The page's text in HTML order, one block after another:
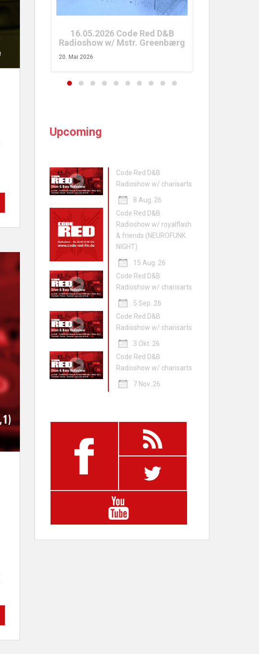
16.05.2026 Code Red D&B
Radioshow w/ Mstr. Greenbærg
20. Mai 2026
Upcoming
Code Red D&B
Radioshow w/ charisarts
8 Aug. 26
Code Red D&B
Radioshow w/ royalflash
& friends (NEUROFUNK
NIGHT)
15 Aug. 26
Code Red D&B
Radioshow w/ charisarts
5 Sep. 26
Code Red D&B
Radioshow w/ charisarts
3 Okt. 26
Code Red D&B
Radioshow w/ charisarts
7 Nov. 26